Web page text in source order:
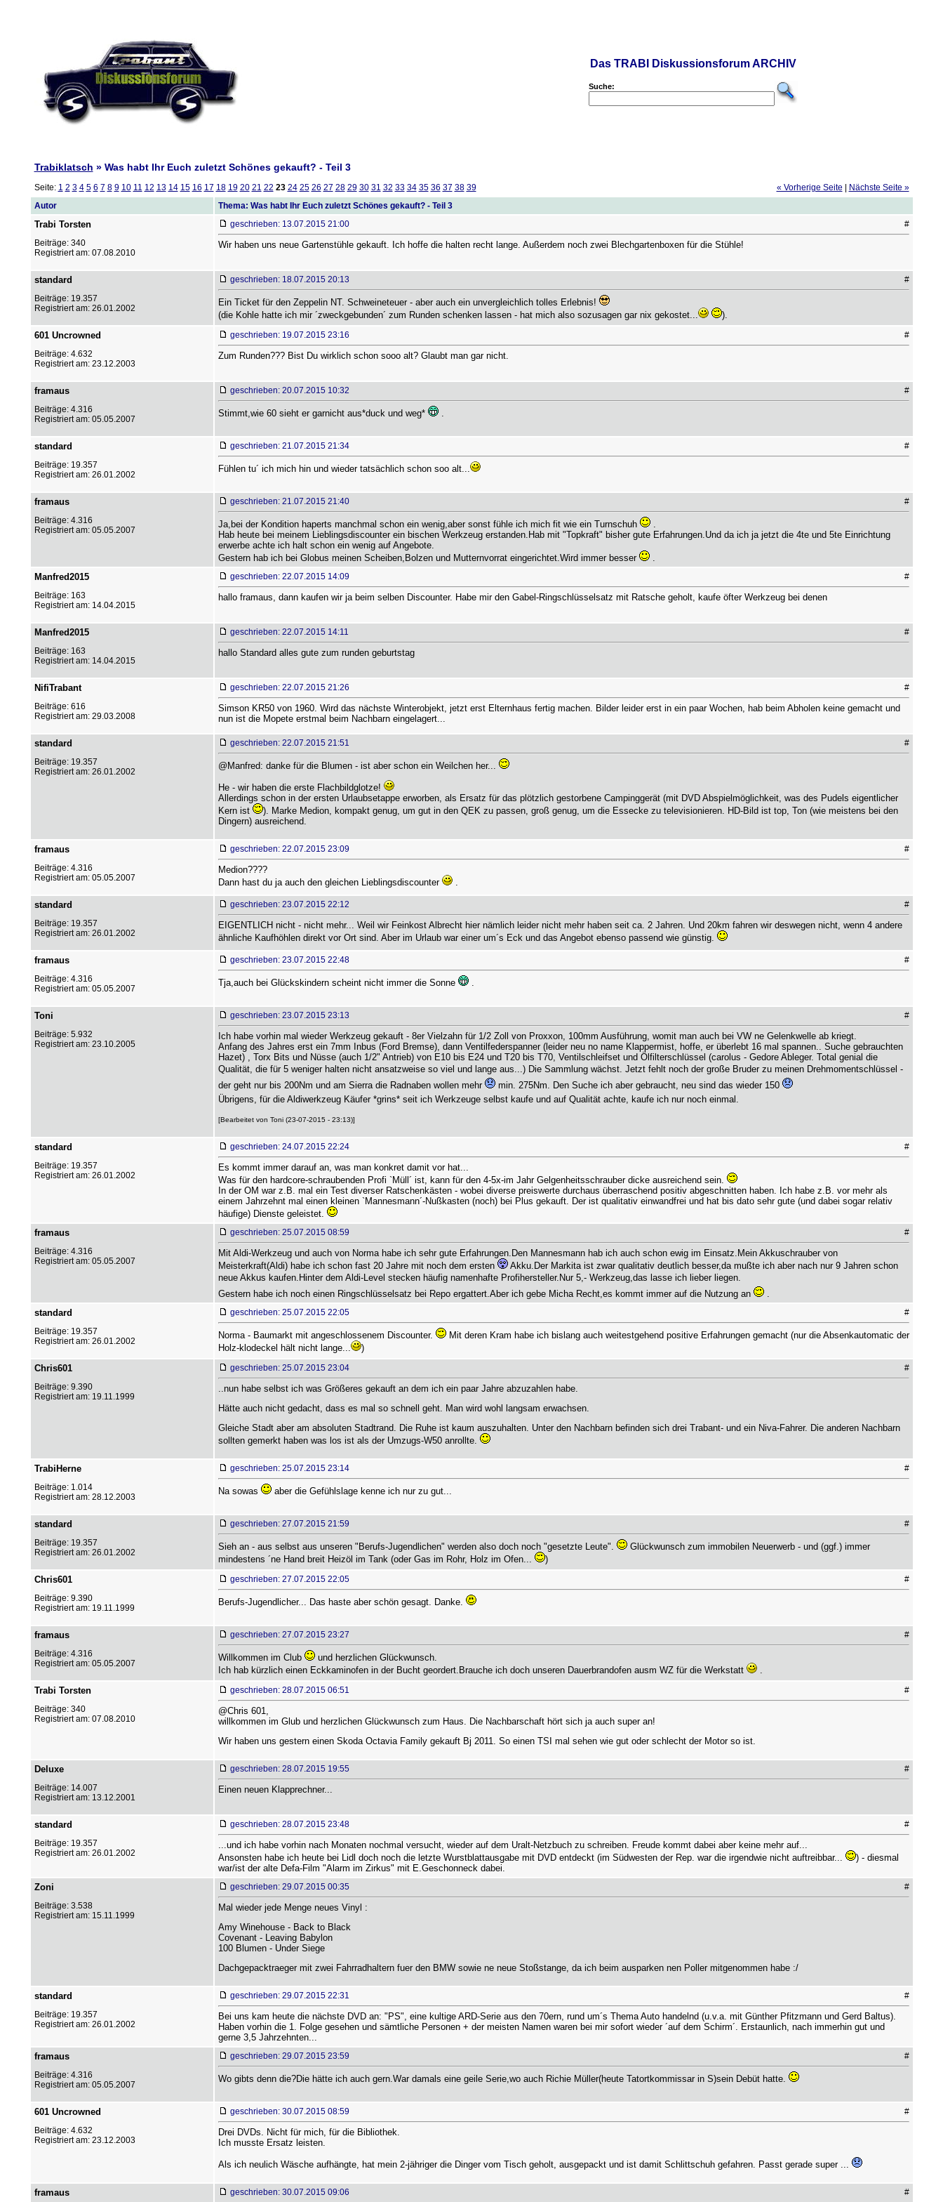
Das TRABI Diskussionsforum ARCHIV
Suche:
Trabiklatsch » Was habt Ihr Euch zuletzt Schönes gekauft? - Teil 3
Seite: 1 2 3 4 5 6 7 8 9 10 11 12 13 14 15 16 17 18 19 20 21 22 23 24 25 26 27 28 29 30 31 32 33 34 35 36 37 38 39 « Vorherige Seite
Nächste Seite »
Autor
Thema: Was habt Ihr Euch zuletzt Schönes gekauft? - Teil 3
Trabi Torsten
Beiträge: 340
Registriert am: 07.08.2010
geschrieben: 13.07.2015 21:00 #
Wir haben uns neue Gartenstühle gekauft. Ich hoffe die halten recht lange. Außerdem noch zwei Blechgartenboxen für die Stühle!
standard
Beiträge: 19.357
Registriert am: 26.01.2002
geschrieben: 18.07.2015 20:13 #
Ein Ticket für den Zeppelin NT. Schweineteuer - aber auch ein unvergleichlich tolles Erlebnis!
(die Kohle hatte ich mir ´zweckgebunden´ zum Runden schenken lassen - hat mich also sozusagen gar nix gekostet...
).
601 Uncrowned
Beiträge: 4.632
Registriert am: 23.12.2003
geschrieben: 19.07.2015 23:16 #
Zum Runden??? Bist Du wirklich schon sooo alt? Glaubt man gar nicht.
framaus
Beiträge: 4.316
Registriert am: 05.05.2007
geschrieben: 20.07.2015 10:32 #
Stimmt,wie 60 sieht er garnicht aus*duck und weg* .
standard
Beiträge: 19.357
Registriert am: 26.01.2002
geschrieben: 21.07.2015 21:34 #
Fühlen tu´ ich mich hin und wieder tatsächlich schon soo alt...
framaus
Beiträge: 4.316
Registriert am: 05.05.2007
geschrieben: 21.07.2015 21:40 #
Ja,bei der Kondition haperts manchmal schon ein wenig,aber sonst fühle ich mich fit wie ein Turnschuh
.
Hab heute bei meinem Lieblingsdiscounter ein bischen Werkzeug erstanden.Hab mit "Topkraft" bisher gute Erfahrungen.Und da ich ja jetzt die 4te und 5te Einrichtung
erwerbe achte ich halt schon ein wenig auf Angebote.
Gestern hab ich bei Globus meinen Scheiben,Bolzen und Mutternvorrat eingerichtet.Wird immer besser
.
Manfred2015
Beiträge: 163
Registriert am: 14.04.2015
geschrieben: 22.07.2015 14:09 #
hallo framaus, dann kaufen wir ja beim selben Discounter. Habe mir den Gabel-Ringschlüsselsatz mit Ratsche geholt, kaufe öfter Werkzeug bei denen
Manfred2015
Beiträge: 163
Registriert am: 14.04.2015
geschrieben: 22.07.2015 14:11 #
hallo Standard alles gute zum runden geburtstag
NifiTrabant
Beiträge: 616
Registriert am: 29.03.2008
geschrieben: 22.07.2015 21:26 #
Simson KR50 von 1960. Wird das nächste Winterobjekt, jetzt erst Elternhaus fertig machen. Bilder leider erst in ein paar Wochen, hab beim Abholen keine gemacht und
nun ist die Mopete erstmal beim Nachbarn eingelagert...
standard
Beiträge: 19.357
Registriert am: 26.01.2002
geschrieben: 22.07.2015 21:51 #
@Manfred: danke für die Blumen - ist aber schon ein Weilchen her...
He - wir haben die erste Flachbildglotze!
Allerdings schon in der ersten Urlaubsetappe erworben, als Ersatz für das plötzlich gestorbene Campinggerät (mit DVD Abspielmöglichkeit, was des Pudels eigentlicher
Kern ist
). Marke Medion, kompakt genug, um gut in den QEK zu passen, groß genug, um die Essecke zu televisionieren. HD-Bild ist top, Ton (wie meistens bei den
Dingern) ausreichend.
framaus
Beiträge: 4.316
Registriert am: 05.05.2007
geschrieben: 22.07.2015 23:09 #
Medion????
Dann hast du ja auch den gleichen Lieblingsdiscounter
.
standard
Beiträge: 19.357
Registriert am: 26.01.2002
geschrieben: 23.07.2015 22:12 #
EIGENTLICH nicht - nicht mehr... Weil wir Feinkost Albrecht hier nämlich leider nicht mehr haben seit ca. 2 Jahren. Und 20km fahren wir deswegen nicht, wenn 4 andere
ähnliche Kaufhöhlen direkt vor Ort sind. Aber im Urlaub war einer um´s Eck und das Angebot ebenso passend wie günstig.
framaus
Beiträge: 4.316
Registriert am: 05.05.2007
geschrieben: 23.07.2015 22:48 #
Tja,auch bei Glückskindern scheint nicht immer die Sonne .
Toni
Beiträge: 5.932
Registriert am: 23.10.2005
geschrieben: 23.07.2015 23:13 #
Ich habe vorhin mal wieder Werkzeug gekauft - 8er Vielzahn für 1/2 Zoll von Proxxon, 100mm Ausführung, womit man auch bei VW ne Gelenkwelle ab kriegt.
Anfang des Jahres erst ein 7mm Inbus (Ford Bremse), dann Ventilfederspanner (leider neu no name Klappermist, hoffe, er überlebt 16 mal spannen.. Suche gebrauchten
Hazet) , Torx Bits und Nüsse (auch 1/2" Antrieb) von E10 bis E24 und T20 bis T70, Ventilschleifset und Ölfilterschlüssel (carolus - Gedore Ableger. Total genial die
Qualität, die für 5 weniger halten nicht ansatzweise so viel und lange aus...) Die Sammlung wächst. Jetzt fehlt noch der große Bruder zu meinen Drehmomentschlüssel -
der geht nur bis 200Nm und am Sierra die Radnaben wollen mehr
min. 275Nm. Den Suche ich aber gebraucht, neu sind das wieder 150
Übrigens, für die Aldiwerkzeug Käufer *grins* seit ich Werkzeuge selbst kaufe und auf Qualität achte, kaufe ich nur noch einmal.
[Bearbeitet von Toni (23-07-2015 - 23:13)]
standard
Beiträge: 19.357
Registriert am: 26.01.2002
geschrieben: 24.07.2015 22:24 #
Es kommt immer darauf an, was man konkret damit vor hat...
Was für den hardcore-schraubenden Profi `Müll´ ist, kann für den 4-5x-im Jahr Gelgenheitsschrauber dicke ausreichend sein.
In der OM war z.B. mal ein Test diverser Ratschenkästen - wobei diverse preiswerte durchaus überraschend positiv abgeschnitten haben. Ich habe z.B. vor mehr als
einem Jahrzehnt mal einen kleinen `Mannesmann´-Nußkasten (noch) bei Plus gekauft. Der ist qualitativ einwandfrei und hat bis dato sehr gute (und dabei sogar relativ
häufige) Dienste geleistet.
framaus
Beiträge: 4.316
Registriert am: 05.05.2007
geschrieben: 25.07.2015 08:59 #
Mit Aldi-Werkzeug und auch von Norma habe ich sehr gute Erfahrungen.Den Mannesmann hab ich auch schon ewig im Einsatz.Mein Akkuschrauber von
Meisterkraft(Aldi) habe ich schon fast 20 Jahre mit noch dem ersten
Akku.Der Markita ist zwar qualitativ deutlich besser,da mußte ich aber nach nur 9 Jahren schon
neue Akkus kaufen.Hinter dem Aldi-Level stecken häufig namenhafte Profihersteller.Nur 5,- Werkzeug,das lasse ich lieber liegen.
Gestern habe ich noch einen Ringschlüsselsatz bei Repo ergattert.Aber ich gebe Micha Recht,es kommt immer auf die Nutzung an
.
standard
Beiträge: 19.357
Registriert am: 26.01.2002
geschrieben: 25.07.2015 22:05 #
Norma - Baumarkt mit angeschlossenem Discounter.
Mit deren Kram habe ich bislang auch weitestgehend positive Erfahrungen gemacht (nur die Absenkautomatic der
Holz-klodeckel hält nicht lange...
)
Chris601
Beiträge: 9.390
Registriert am: 19.11.1999
geschrieben: 25.07.2015 23:04 #
..nun habe selbst ich was Größeres gekauft an dem ich ein paar Jahre abzuzahlen habe.
Hätte auch nicht gedacht, dass es mal so schnell geht. Man wird wohl langsam erwachsen.
Gleiche Stadt aber am absoluten Stadtrand. Die Ruhe ist kaum auszuhalten. Unter den Nachbarn befinden sich drei Trabant- und ein Niva-Fahrer. Die anderen Nachbarn
sollten gemerkt haben was los ist als der Umzugs-W50 anrollte.
TrabiHerne
Beiträge: 1.014
Registriert am: 28.12.2003
geschrieben: 25.07.2015 23:14 #
Na sowas aber die Gefühlslage kenne ich nur zu gut...
standard
Beiträge: 19.357
Registriert am: 26.01.2002
geschrieben: 27.07.2015 21:59 #
Sieh an - aus selbst aus unseren "Berufs-Jugendlichen" werden also doch noch "gesetzte Leute".
Glückwunsch zum immobilen Neuerwerb - und (ggf.) immer
mindestens ´ne Hand breit Heizöl im Tank (oder Gas im Rohr, Holz im Ofen...
)
Chris601
Beiträge: 9.390
Registriert am: 19.11.1999
geschrieben: 27.07.2015 22:05 #
Berufs-Jugendlicher... Das haste aber schön gesagt. Danke.
framaus
Beiträge: 4.316
Registriert am: 05.05.2007
geschrieben: 27.07.2015 23:27 #
Willkommen im Club
und herzlichen Glückwunsch.
Ich hab kürzlich einen Eckkaminofen in der Bucht geordert.Brauche ich doch unseren Dauerbrandofen ausm WZ für die Werkstatt
.
Trabi Torsten
Beiträge: 340
Registriert am: 07.08.2010
geschrieben: 28.07.2015 06:51 #
@Chris 601,
willkommen im Glub und herzlichen Glückwunsch zum Haus. Die Nachbarschaft hört sich ja auch super an!
Wir haben uns gestern einen Skoda Octavia Family gekauft Bj 2011. So einen TSI mal sehen wie gut oder schlecht der Motor so ist.
Deluxe
Beiträge: 14.007
Registriert am: 13.12.2001
geschrieben: 28.07.2015 19:55 #
Einen neuen Klapprechner...
standard
Beiträge: 19.357
Registriert am: 26.01.2002
geschrieben: 28.07.2015 23:48 #
...und ich habe vorhin nach Monaten nochmal versucht, wieder auf dem Uralt-Netzbuch zu schreiben. Freude kommt dabei aber keine mehr auf...
Ansonsten habe ich heute bei Lidl doch noch die letzte Wurstblattausgabe mit DVD entdeckt (im Südwesten der Rep. war die irgendwie nicht auftreibbar...
) - diesmal
war/ist der alte Defa-Film "Alarm im Zirkus" mit E.Geschonneck dabei.
Zoni
Beiträge: 3.538
Registriert am: 15.11.1999
geschrieben: 29.07.2015 00:35 #
Mal wieder jede Menge neues Vinyl :
Amy Winehouse - Back to Black
Covenant - Leaving Babylon
100 Blumen - Under Siege
Dachgepacktraeger mit zwei Fahrradhaltern fuer den BMW sowie ne neue Stoßstange, da ich beim ausparken nen Poller mitgenommen habe :/
standard
Beiträge: 19.357
Registriert am: 26.01.2002
geschrieben: 29.07.2015 22:31 #
Bei uns kam heute die nächste DVD an: "PS", eine kultige ARD-Serie aus den 70ern, rund um´s Thema Auto handelnd (u.v.a. mit Günther Pfitzmann und Gerd Baltus).
Haben vorhin die 1. Folge gesehen und sämtliche Personen + der meisten Namen waren bei mir sofort wieder ´auf dem Schirm´. Erstaunlich, nach immerhin gut und
gerne 3,5 Jahrzehnten...
framaus
Beiträge: 4.316
Registriert am: 05.05.2007
geschrieben: 29.07.2015 23:59 #
Wo gibts denn die?Die hätte ich auch gern.War damals eine geile Serie,wo auch Richie Müller(heute Tatortkommissar in S)sein Debüt hatte.
601 Uncrowned
Beiträge: 4.632
Registriert am: 23.12.2003
geschrieben: 30.07.2015 08:59 #
Drei DVDs. Nicht für mich, für die Bibliothek.
Ich musste Ersatz leisten.
Als ich neulich Wäsche aufhängte, hat mein 2-jähriger die Dinger vom Tisch geholt, ausgepackt und ist damit Schlittschuh gefahren. Passt gerade super ...
framaus geschrieben: 30.07.2015 09:06 #